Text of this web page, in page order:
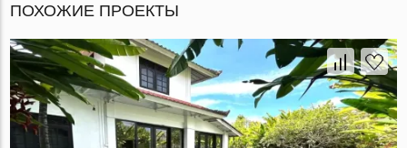
ПОХОЖИЕ ПРОЕКТЫ